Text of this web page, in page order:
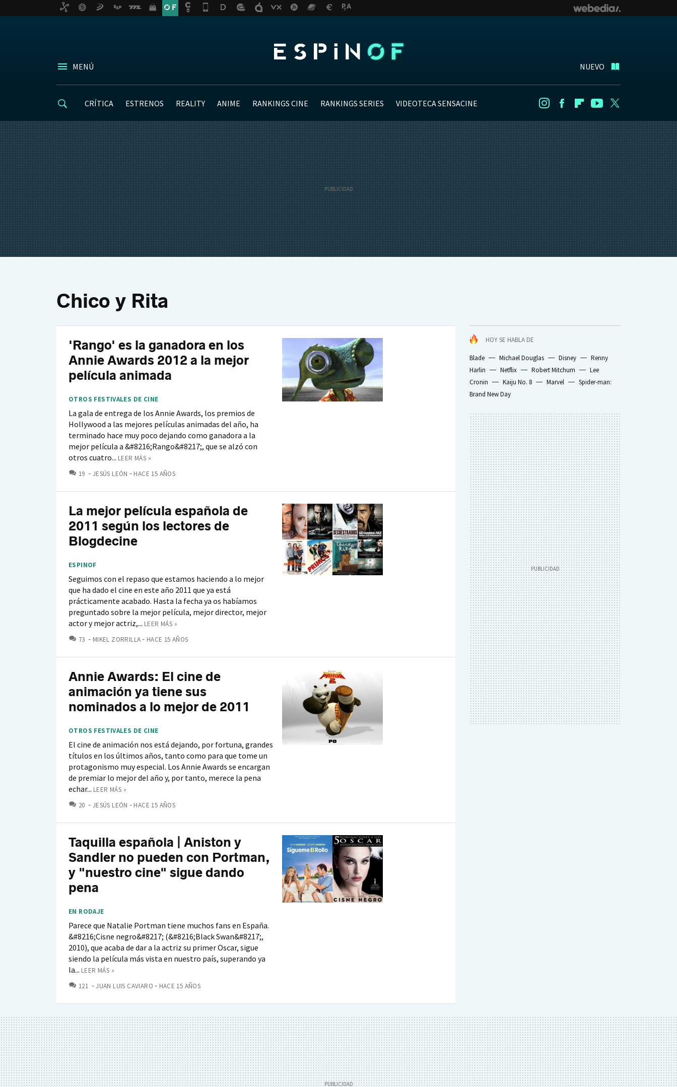
MENÚ NUEVO
CRÍTICA ESTRENOS REALITY ANIME RANKINGS CINE RANKINGS SERIES VIDEOTECA SENSACINE InstagramFacebookFlipboard
Youtube
Chico y Rita
HOY SE HABLA DE
Blade Michael Douglas Disney
Renny
Harlin
Netflix Robert Mitchum
Lee
Cronin
Kaiju No. 8 Marvel
Spider-man:
Brand New Day
'Rango' es la ganadora en los
Annie Awards 2012 a la mejor
película animada
OTROS FESTIVALES DE CINE
La gala de entrega de los Annie Awards, los premios de
Hollywood a las mejores películas animadas del año, ha
terminado hace muy poco dejando como ganadora a la
mejor película a &#8216;Rango&#8217;, que se alzó con
otros cuatro... LEER MÁS »
19 COMENTARIOS
JESÚS LEÓN HACE 15 AÑOS
La mejor película española de
2011 según los lectores de
Blogdecine
ESPINOF
Seguimos con el repaso que estamos haciendo a lo mejor
que ha dado el cine en este año 2011 que ya está
prácticamente acabado. Hasta la fecha ya os habíamos
preguntado sobre la mejor película, mejor director, mejor
actor y mejor actriz,... LEER MÁS »
73 COMENTARIOS
MIKEL ZORRILLA HACE 15 AÑOS
Annie Awards: El cine de
animación ya tiene sus
nominados a lo mejor de 2011
OTROS FESTIVALES DE CINE
El cine de animación nos está dejando, por fortuna, grandes
títulos en los últimos años, tanto como para que tome un
protagonismo muy especial. Los Annie Awards se encargan
de premiar lo mejor del año y, por tanto, merece la pena
echar... LEER MÁS »
20 COMENTARIOS
JESÚS LEÓN HACE 15 AÑOS
Taquilla española | Aniston y
Sandler no pueden con Portman,
y "nuestro cine" sigue dando
pena
EN RODAJE
Parece que Natalie Portman tiene muchos fans en España.
&#8216;Cisne negro&#8217; (&#8216;Black Swan&#8217;,
2010), que acaba de dar a la actriz su primer Oscar, sigue
siendo la película más vista en nuestro país, superando ya
la... LEER MÁS »
121 COMENTARIOS
JUAN LUIS CAVIARO HACE 15 AÑOS